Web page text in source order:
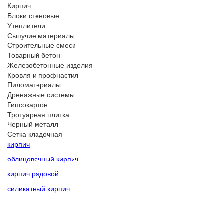
Кирпич
Блоки стеновые
Утеплители
Сыпучие материалы
Строительные смеси
Товарный бетон
Железобетонные изделия
Кровля и профнастил
Пиломатериалы
Дренажные системы
Гипсокартон
Тротуарная плитка
Черный металл
Сетка кладочная
кирпич
облицовочный кирпич
кирпич рядовой
силикатный кирпич